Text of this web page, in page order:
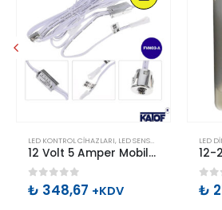
LED KONTROL CIHAZLARI, LED SENSÖR ÇEŞITLERI
12 Volt 5 Amper Mobilya Dolap IR El ile Hareket Sensörü Tekli
0 out of 5
₺ 348,67 +KDV
LED
0
₺